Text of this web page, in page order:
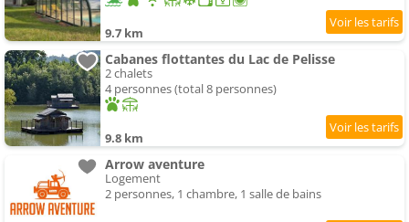
9.7 km
Cabanes flottantes du Lac de Pelisse
2 chalets
4 personnes (total 8 personnes)
9.8 km
Arrow aventure
Logement
2 personnes, 1 chambre, 1 salle de bains